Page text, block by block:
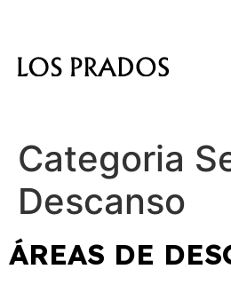
Categoria
Descanso
ÁREAS DE